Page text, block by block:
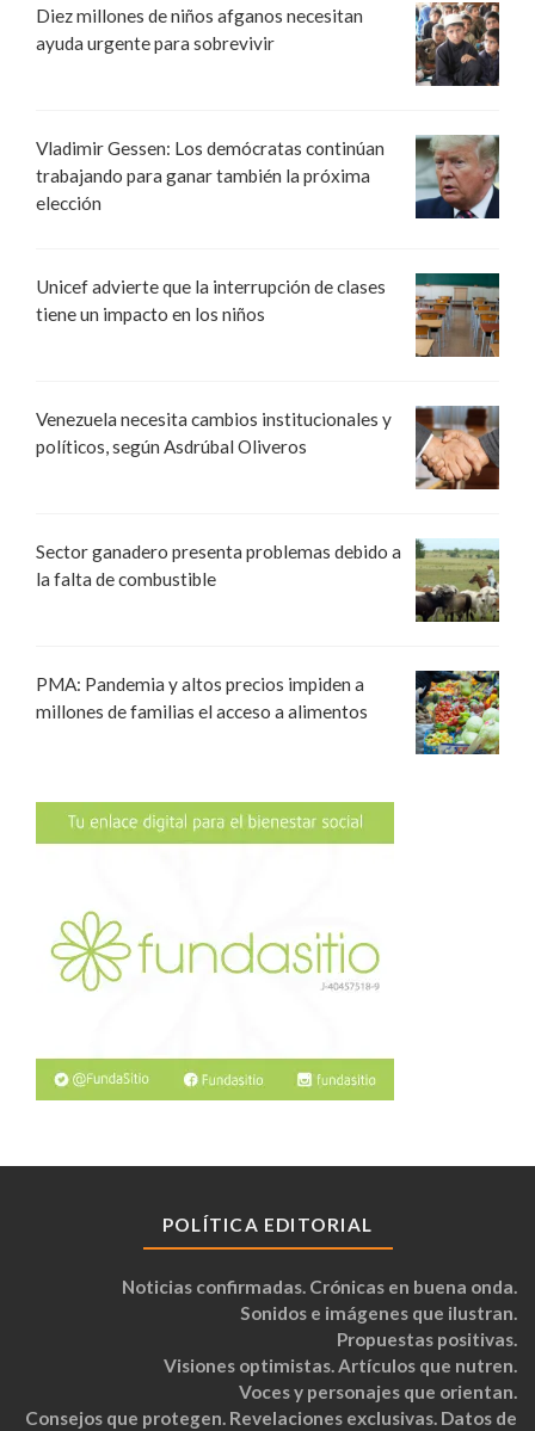
Diez millones de niños afganos necesitan
ayuda urgente para sobrevivir
Vladimir Gessen: Los demócratas continúan
trabajando para ganar también la próxima
elección
Unicef advierte que la interrupción de clases
tiene un impacto en los niños
Venezuela necesita cambios institucionales y
políticos, según Asdrúbal Oliveros
Sector ganadero presenta problemas debido a
la falta de combustible
PMA: Pandemia y altos precios impiden a
millones de familias el acceso a alimentos
POLÍTICA EDITORIAL
Noticias confirmadas. Crónicas en buena onda.
Sonidos e imágenes que ilustran.
Propuestas positivas.
Visiones optimistas. Artículos que nutren.
Voces y personajes que orientan.
Consejos que protegen. Revelaciones exclusivas. Datos de